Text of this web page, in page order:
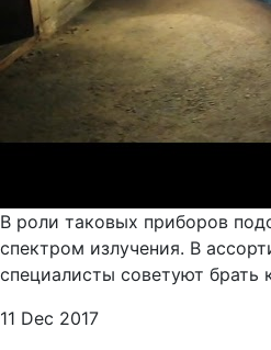
В роли таковых приборов
спектром излучения. В
специалисты советуют брать
11 Dec 2017